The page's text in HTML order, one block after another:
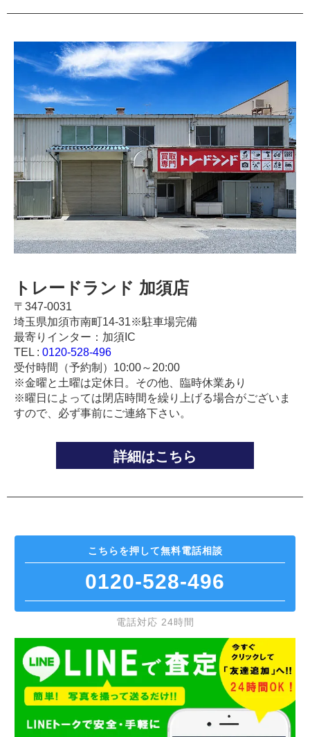
トレードランド 加須店
〒347-0031
埼玉県加須市南町14-31※駐車場完備
最寄りインター：加須IC
TEL : 0120-528-496
受付時間（予約制）10:00～20:00
※金曜と土曜は定休日。その他、臨時休業あり
※曜日によっては閉店時間を繰り上げる場合がございま
すので、必ず事前にご連絡下さい。
詳細はこちら
こちらを押して無料電話相談
0120-528-496
電話対応 24時間